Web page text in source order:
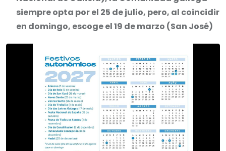
siempre opta por el 25 de julio, pero, al coincidir
en domingo, escoge el 19 de marzo (San José)